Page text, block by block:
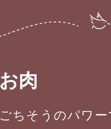
お肉
ごちそうのパワー